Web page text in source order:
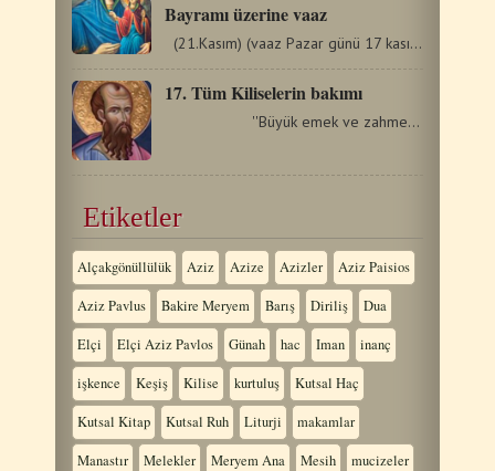
Bayramı üzerine vaaz
(21.Kasım) (vaaz Pazar günü 17 kasım içindir) 21 kasım…
17. Tüm Kiliselerin bakımı
''Büyük emek ve zahmetlerle,çoğu…
Etiketler
Alçakgönüllülük Aziz Azize Azizler Aziz Paisios
Aziz Pavlus Bakire Meryem Barış Diriliş Dua
Elçi Elçi Aziz Pavlos Günah hac Iman inanç
işkence Keşiş Kilise kurtuluş Kutsal Haç
Kutsal Kitap Kutsal Ruh Liturji makamlar
Manastır Melekler Meryem Ana Mesih mucizeler